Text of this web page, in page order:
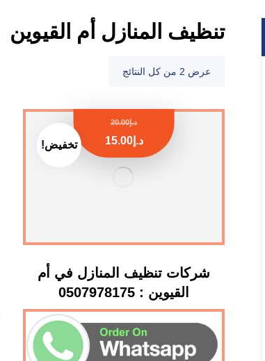
تنظيف المنازل أم القيوين
عرض ⁦2⁩ من كل النتائج
تخفيض!
شركات تنظيف المنازل في أم
القيوين : 0507978175
د.إ20.00
د.إ15.00